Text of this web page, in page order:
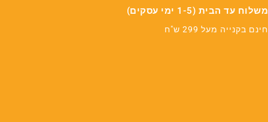
משלוח עד הבית (1-5 ימי עסקים)
חינם בקנייה מעל 299 ש"ח